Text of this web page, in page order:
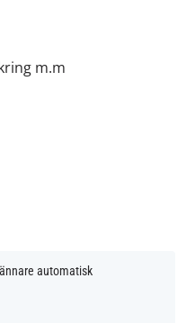
m.m
automatisk